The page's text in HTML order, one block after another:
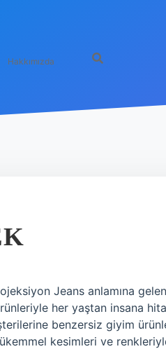
Hakkımızda
Jeans anlamına
her yaştan insana
benzersiz giyim
kesimleri ve